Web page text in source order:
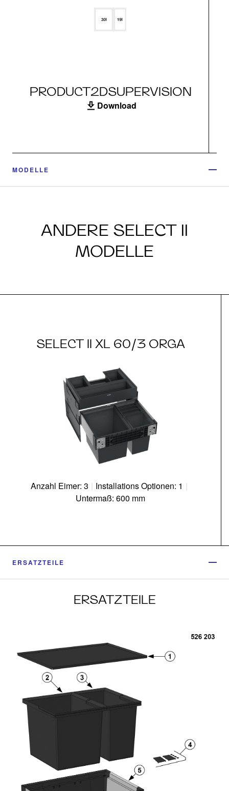
PRODUCT2DSUPERVISION
Download
MODELLE
ANDERE SELECT II
MODELLE
SELECT II XL 60/3 ORGA
Anzahl Eimer: 3 | Installations Optionen: 1 |
Untermaß: 600 mm
ERSATZTEILE
ERSATZTEILE